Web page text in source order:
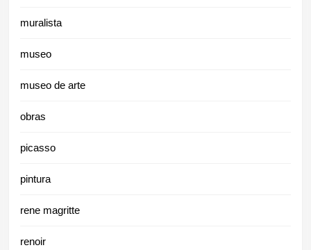
muralista
museo
museo de arte
obras
picasso
pintura
rene magritte
renoir